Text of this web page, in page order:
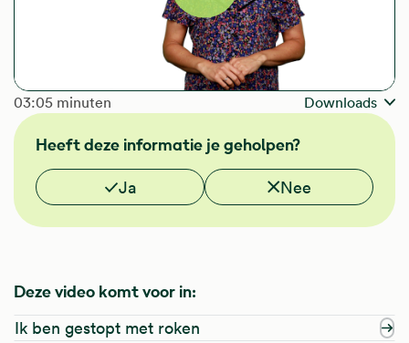
Video
afspelen
The length of the video is
03:05 minuten Downloads
Heeft deze informatie je geholpen?
Vond je deze informatie nuttig?
Ja Nee
Deze video komt voor in:
Ik ben gestopt met roken